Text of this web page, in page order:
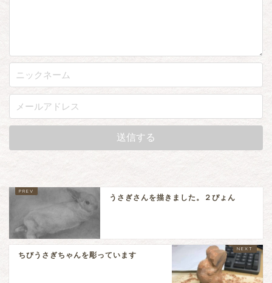
うさぎさんを描きました。２ぴょん
ちびうさぎちゃんを彫っています